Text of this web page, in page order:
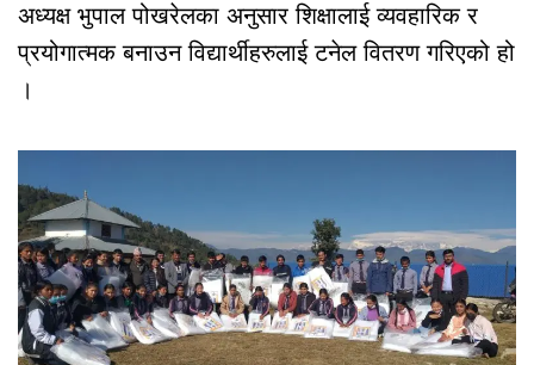
अध्यक्ष भुपाल पोखरेलका अनुसार शिक्षालाई व्यवहारिक र
प्रयोगात्मक बनाउन विद्यार्थीहरुलाई टनेल वितरण गरिएको हो
।